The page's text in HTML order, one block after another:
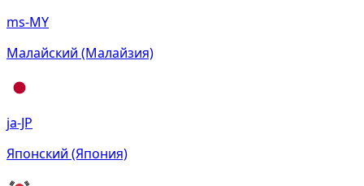
ms-MY
Малайский (Малайзия)
ja-JP
Японский (Япония)